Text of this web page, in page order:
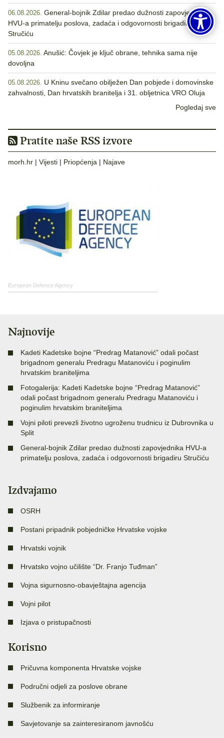
06.08.2026. General-bojnik Zdilar predao dužnosti zapovjednika
HVU-a primatelju poslova, zadaća i odgovornosti brigadiru
Stručiću
05.08.2026. Anušić: Čovjek je ključ obrane, tehnika sama nije
dovoljna
05.08.2026. U Kninu svečano obilježen Dan pobjede i domovinske
zahvalnosti, Dan hrvatskih branitelja i 31. obljetnica VRO Oluja
Pogledaj sve
Pratite naše RSS izvore
morh.hr | Vijesti | Priopćenja | Najave
European Defence Agency
Najnovije
Kadeti Kadetske bojne “Predrag Matanović” odali počast
brigadnom generalu Predragu Matanoviću i poginulim
hrvatskim braniteljima
Fotogalerija: Kadeti Kadetske bojne “Predrag Matanović”
odali počast brigadnom generalu Predragu Matanoviću i
poginulim hrvatskim braniteljima
Vojni piloti prevezli životno ugroženu trudnicu iz Dubrovnika u
Split
General-bojnik Zdilar predao dužnosti zapovjednika HVU-a
primatelju poslova, zadaća i odgovornosti brigadiru Stručiću
Izdvajamo
OSRH
Postani pripadnik pobjedničke Hrvatske vojske
Hrvatski vojnik
Hrvatsko vojno učilište “Dr. Franjo Tuđman”
Vojna sigurnosno-obavještajna agencija
Vojni pilot
Izjava o pristupačnosti
Korisno
Pričuvna komponenta Hrvatske vojske
Područni odjeli za poslove obrane
Službenik za informiranje
Savjetovanje sa zainteresiranom javnošću